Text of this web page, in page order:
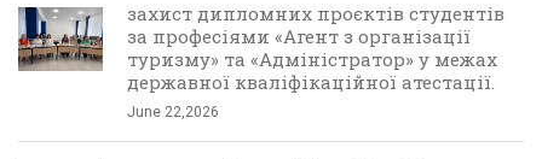
захист дипломних проєктів студентів
за професіями «Агент з організації
туризму» та «Адміністратор» у межах
державної кваліфікаційної атестації.
June 22,2026